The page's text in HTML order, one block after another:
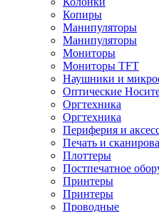
Копиры
Манипуляторы
Манипуляторы
Мониторы
Мониторы TFT
Наушники и
Оптические
Оргтехника
Оргтехника
Периферия и
Печать и
Плоттеры
Постпечатное
Принтеры
Принтеры
Проводные